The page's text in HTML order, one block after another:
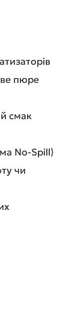
пюре
смак
No-Spill)
чи